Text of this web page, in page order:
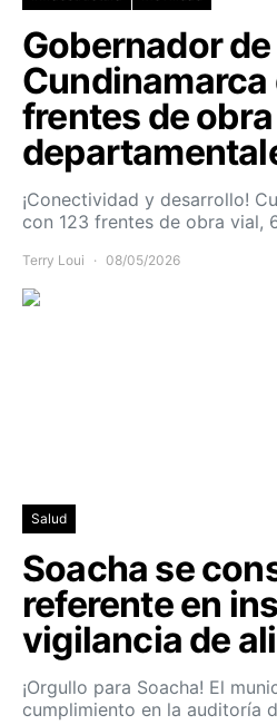
Gobernador de
Cundinamarca
frentes de
¡Conectividad y desarrollo!
con 123 frentes de obra vial,
Terry Loui 08/05/2026
Salud
Soacha se
referente en
vigilancia de
¡Orgullo para Soacha! El
cumplimiento en la auditoría